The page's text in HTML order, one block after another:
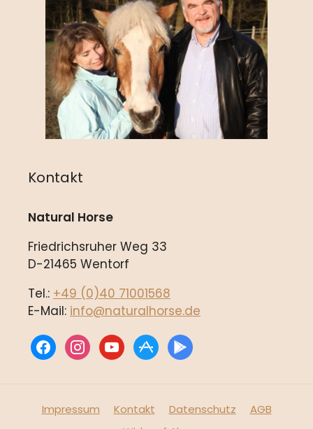
Kontakt
Natural Horse
Friedrichsruher Weg 33
D-21465 Wentorf
Tel.: +49 (0)40 71001568
E-Mail: info@naturalhorse.de
facebookinstagramyoutubeappstore
play
Impressum Kontakt Datenschutz
AGB